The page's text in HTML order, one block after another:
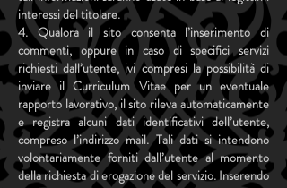
interessi del titolare.
4. Qualora il sito consenta l’inserimento di
commenti, oppure in caso di specifici servizi
richiesti dall’utente, ivi compresi la possibilità di
inviare il Curriculum Vitae per un eventuale
rapporto lavorativo, il sito rileva automaticamente
e registra alcuni dati identificativi dell’utente,
compreso l’indirizzo mail. Tali dati si intendono
volontariamente forniti dall’utente al momento
della richiesta di erogazione del servizio. Inserendo